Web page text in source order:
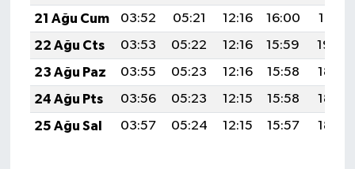
21 Ağu Cum
03:52 05:21 12:16 16:00
19:01
22 Ağu Cts
03:53 05:22 12:16 15:59
19:00
23 Ağu Paz
03:55 05:23 12:16 15:58
18:59
24 Ağu Pts
03:56 05:23 12:15 15:58
18:57
25 Ağu Sal
03:57 05:24 12:15 15:57 18:56